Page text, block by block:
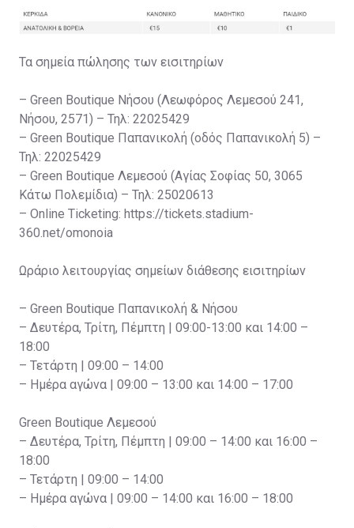
Τα σημεία πώλησης των εισιτηρίων
– Green Boutique Νήσου (Λεωφόρος Λεμεσού 241,
Νήσου, 2571) – Τηλ: 22025429
– Green Boutique Παπανικολή (οδός Παπανικολή 5) –
Τηλ: 22025429
– Green Boutique Λεμεσού (Αγίας Σοφίας 50, 3065
Κάτω Πολεμίδια) – Τηλ: 25020613
– Online Ticketing: https://tickets.stadium-
360.net/omonoia
Ωράριο λειτουργίας σημείων διάθεσης εισιτηρίων
– Green Boutique Παπανικολή & Νήσου
– Δευτέρα, Τρίτη, Πέμπτη | 09:00-13:00 και 14:00 –
18:00
– Τετάρτη | 09:00 – 14:00
– Ημέρα αγώνα | 09:00 – 13:00 και 14:00 – 17:00
Green Boutique Λεμεσού
– Δευτέρα, Τρίτη, Πέμπτη | 09:00 – 14:00 και 16:00 –
18:00
– Τετάρτη | 09:00 – 14:00
– Ημέρα αγώνα | 09:00 – 14:00 και 16:00 – 18:00